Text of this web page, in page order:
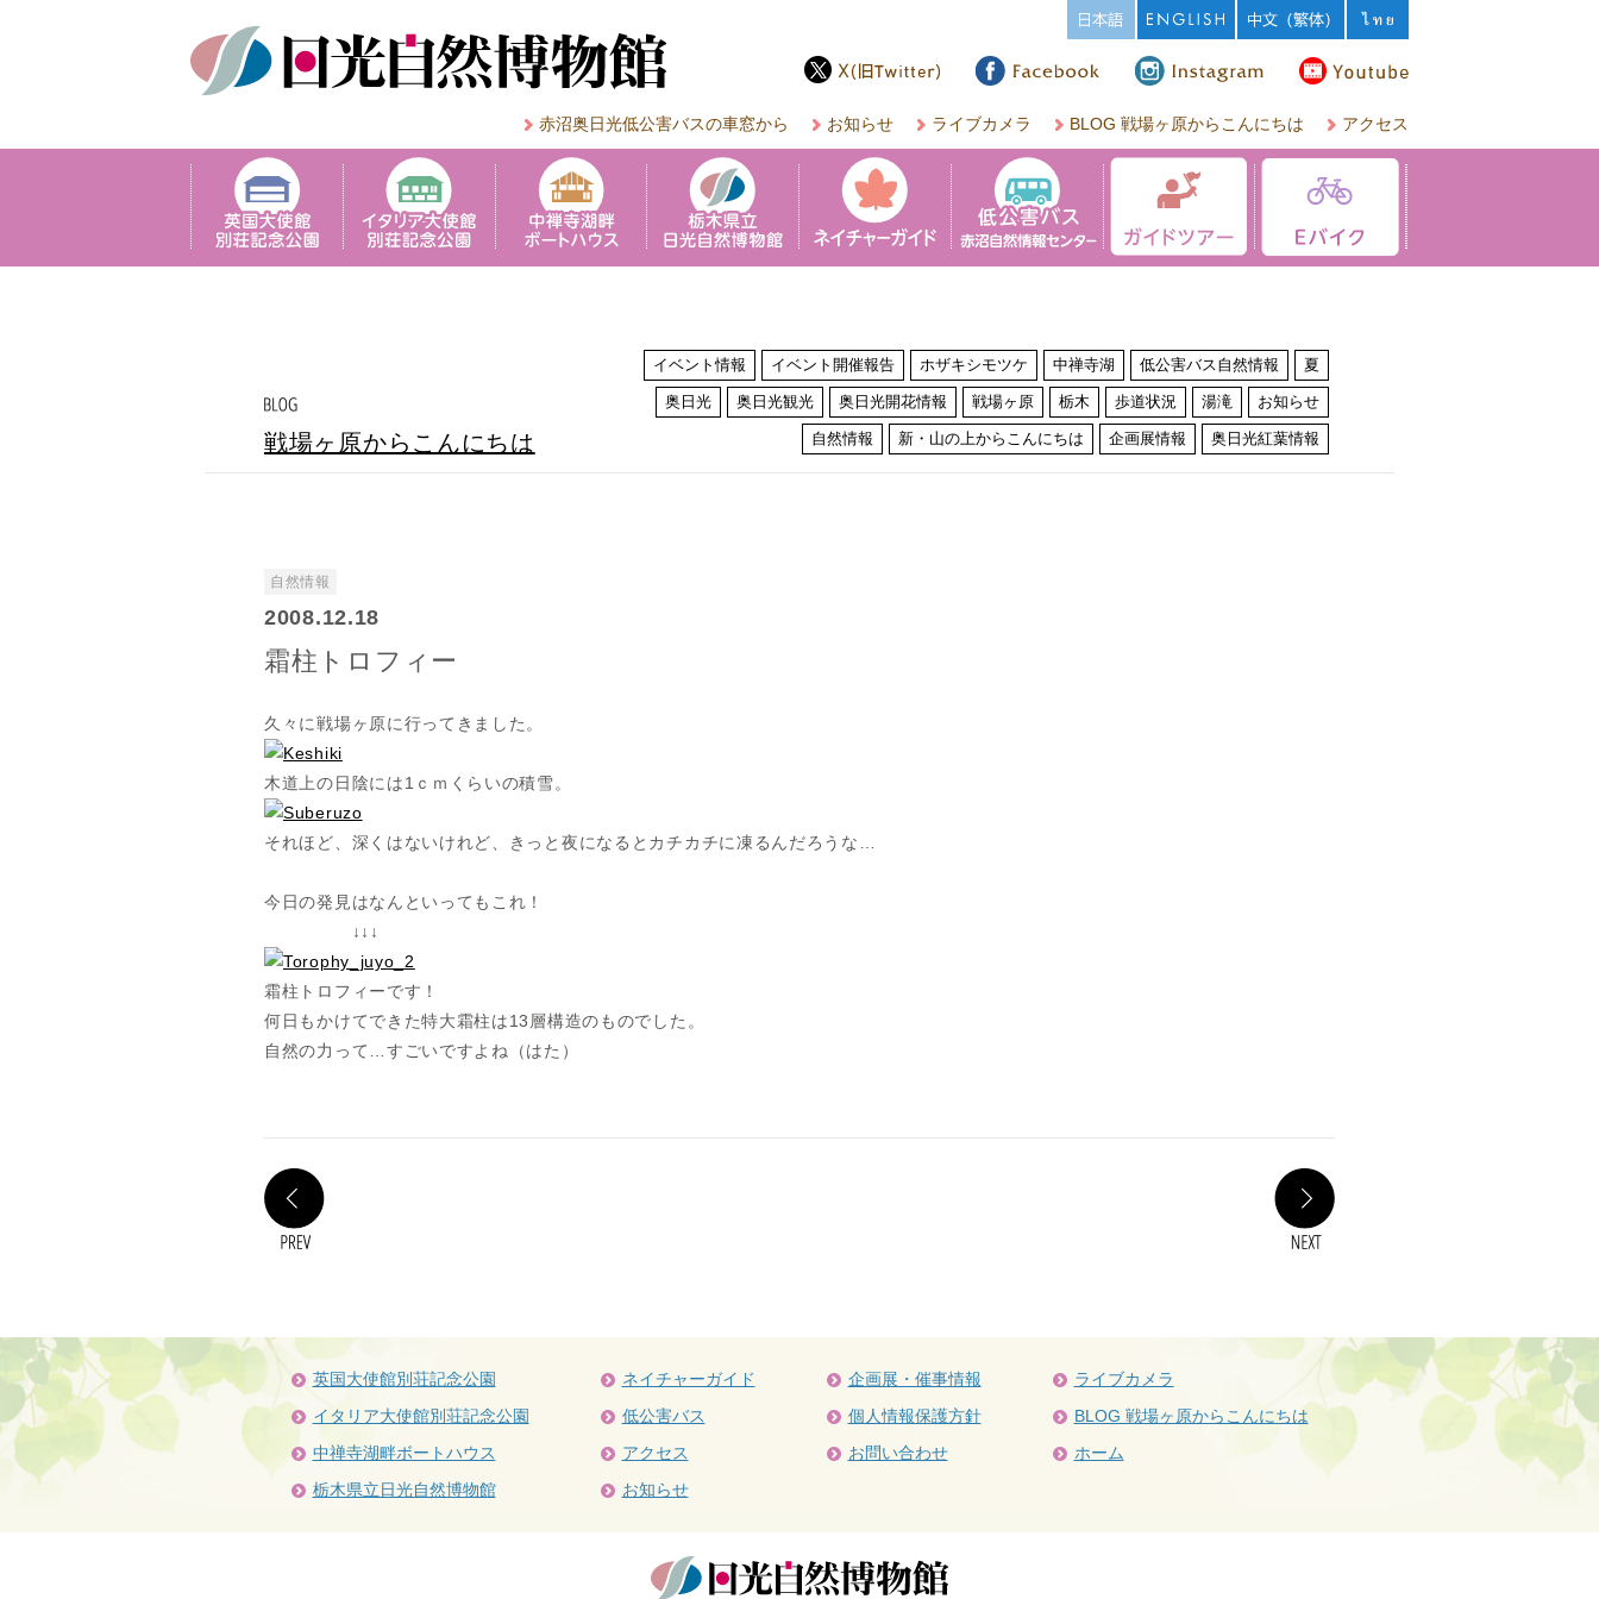
赤沼奥日光低公害バスの車窓から お知らせ ライブカメラ BLOG 戦場ヶ原からこんにちは アクセス
戦場ヶ原からこんにちは
イベント情報 イベント開催報告 ホザキシモツケ 中禅寺湖 低公害バス自然情報 夏
奥日光 奥日光観光 奥日光開花情報 戦場ヶ原 栃木 歩道状況 湯滝 お知らせ
自然情報 新・山の上からこんにちは 企画展情報 奥日光紅葉情報
自然情報
2008.12.18
霜柱トロフィー
久々に戦場ヶ原に行ってきました。
木道上の日陰には1ｃｍくらいの積雪。
それほど、深くはないけれど、きっと夜になるとカチカチに凍るんだろうな…
今日の発見はなんといってもこれ！
↓↓↓
霜柱トロフィーです！
何日もかけてできた特大霜柱は13層構造のものでした。
自然の力って…すごいですよね（はた）
英国大使館別荘記念公園
イタリア大使館別荘記念公園
中禅寺湖畔ボートハウス
栃木県立日光自然博物館
ネイチャーガイド
低公害バス
アクセス
お知らせ
企画展・催事情報
個人情報保護方針
お問い合わせ
ライブカメラ
BLOG 戦場ヶ原からこんにちは
ホーム